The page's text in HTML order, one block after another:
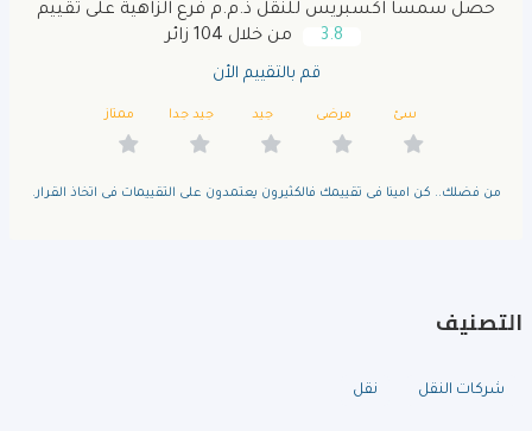
حصل سمسا اكسبريس للنقل ذ.م.م فرع الزاهية على تقييم
3.8
من خلال 104 زائر
قم بالتقييم الأن
سئ مرضى جيد جيد جدا ممتاز
من فضلك.. كن امينا فى تقييمك فالكثيرون يعتمدون على التقييمات فى اتخاذ القرار.
التصنيف
شركات النقل نقل